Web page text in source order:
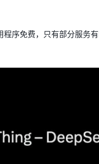
序免费，只有部分服务